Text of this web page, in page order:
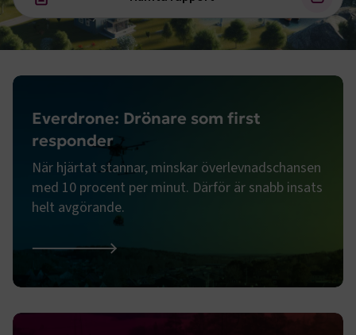
Everdrone: Drönare som first
responder
När hjärtat stannar, minskar överlevnadschansen
med 10 procent per minut. Därför är snabb insats
helt avgörande.